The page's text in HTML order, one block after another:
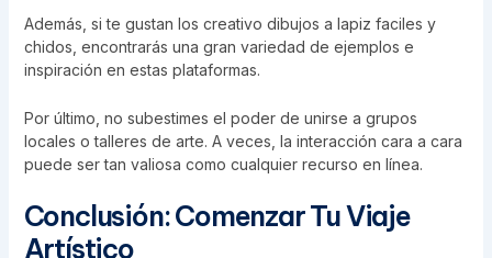
Además, si te gustan los creativo dibujos a lapiz faciles y
chidos, encontrarás una gran variedad de ejemplos e
inspiración en estas plataformas.
Por último, no subestimes el poder de unirse a grupos
locales o talleres de arte. A veces, la interacción cara a cara
puede ser tan valiosa como cualquier recurso en línea.
Conclusión: Comenzar Tu Viaje
Artístico